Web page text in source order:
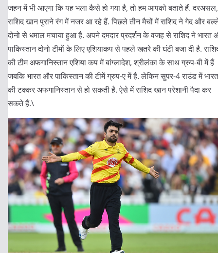
जहन में भी आएगा कि यह भला कैसे हो गया है, तो हम आपको बताते हैं. दरअसल,
राशिद खान पुराने रंग में नजर आ रहे हैं. पिछले तीन मैचों में राशिद ने गेद और
दोनो से धमाल मचाया हुआ है. अपने दमदार प्रदर्शन के वजह से राशिद ने भारत
पाकिस्तान दोनो टीमों के लिए एशियाकप से पहले खतरे की घंटी बजा दी है.
की टीम अफगानिस्तान एशिया कप में बांग्लादेश, श्रीलंका के साथ ग्रुप-बी में हैं
जबकि भारत और पाकिस्तान की टीमें ग्रुप-ए में है. लेकिन सुपर-4 राउंड में भारत
की टक्कर अफगानिस्तान से हो सकती है. ऐसे में राशिद खान परेशानी पैदा कर
सकते हैं.\